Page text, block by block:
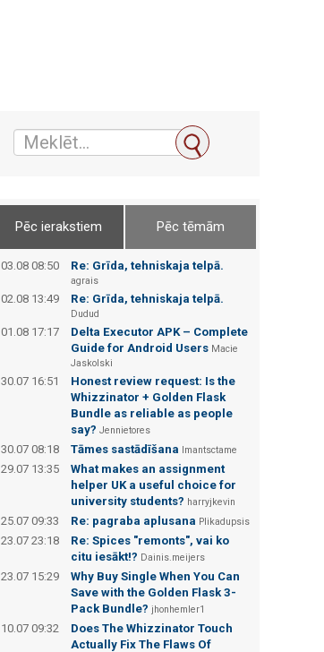
Pēc ierakstiem Pēc tēmām
03.08 08:50 Re: Grīda, tehniskaja telpā.
agrais
02.08 13:49 Re: Grīda, tehniskaja telpā.
Dudud
01.08 17:17
Delta Executor APK – Complete
Guide for Android Users Macie
Jaskolski
30.07 16:51
Honest review request: Is the
Whizzinator + Golden Flask
Bundle as reliable as people
say? Jennietores
30.07 08:18 Tāmes sastādīšana Imantsctame
29.07 13:35
What makes an assignment
helper UK a useful choice for
university students? harryjkevin
25.07 09:33 Re: pagraba aplusana Plikadupsis
23.07 23:18
Re: Spices "remonts", vai ko
citu iesākt!? Dainis.meijers
23.07 15:29
Why Buy Single When You Can
Save with the Golden Flask 3-
Pack Bundle? jhonhemler1
10.07 09:32
Does The Whizzinator Touch
Actually Fix The Flaws Of